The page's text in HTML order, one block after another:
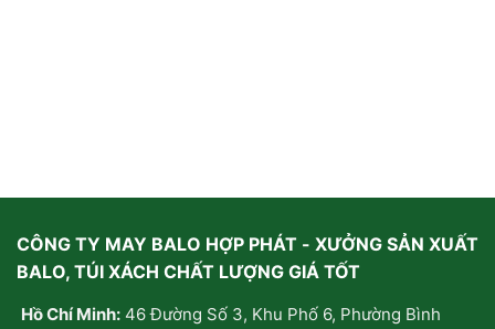
CÔNG TY MAY BALO HỢP PHÁT - XƯỞNG SẢN XUẤT
BALO, TÚI XÁCH CHẤT LƯỢNG GIÁ TỐT
Hồ Chí Minh: 46 Đường Số 3, Khu Phố 6, Phường Bình